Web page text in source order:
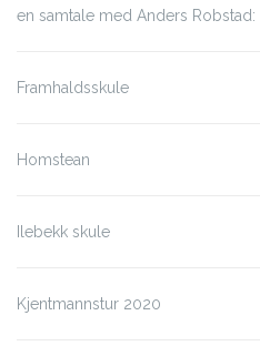
en samtale med Anders
Framhaldsskule
Homstean
Ilebekk skule
Kjentmannstur 2020